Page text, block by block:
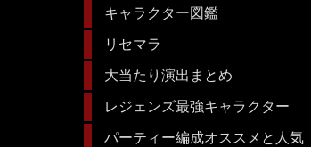
キャラクター図鑑
リセマラ
大当たり演出まとめ
レジェンズ最強キャラクター
パーティー編成オススメと人気